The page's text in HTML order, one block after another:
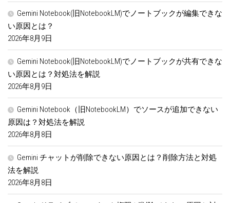
Gemini Notebook(旧NotebookLM)でノートブックが編集できな
い原因とは？
2026年8月9日
Gemini Notebook(旧NotebookLM)でノートブックが共有できな
い原因とは？対処法を解説
2026年8月9日
Gemini Notebook（旧NotebookLM）でソースが追加できない
原因は？対処法を解説
2026年8月8日
Gemini チャットが削除できない原因とは？削除方法と対処
法を解説
2026年8月8日